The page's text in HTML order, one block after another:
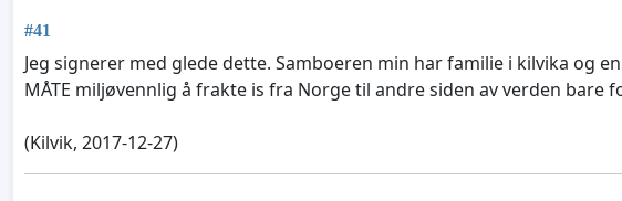
#41
Jeg signerer med glede dette. Samboeren min har familie i kilvika og
MÅTE miljøvennlig å frakte is fra Norge til andre siden av verden bare
(Kilvik, 2017-12-27)